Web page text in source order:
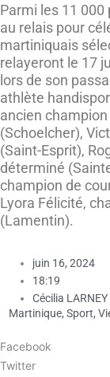
Parmi les 11
au relais pour
martiniquais
relayeront le 17
lors de son
athlète
ancien
(Schoelcher),
(Saint-Esprit),
déterminé
champion de
Lyora Félicité,
(Lamentin).
juin 16, 2024
18:19
Cécilia LARNEY
Martinique, Sport,
Facebook
Twitter